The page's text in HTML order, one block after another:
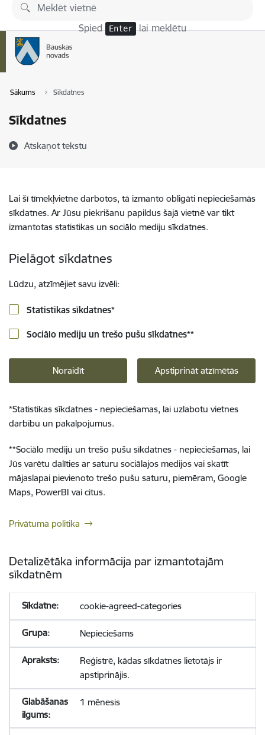
Pāriet uz lapas saturu
Spied Enter lai meklētu
Sākums Sīkdatnes
Sīkdatnes
Atskaņot tekstu
Lai šī tīmekļvietne darbotos, tā izmanto obligāti nepieciešamās
sīkdatnes. Ar Jūsu piekrišanu papildus šajā vietnē var tikt
izmantotas statistikas un sociālo mediju sīkdatnes.
Pielāgot sīkdatnes
Lūdzu, atzīmējiet savu izvēli:
Statistikas sīkdatnes*
Sociālo mediju un trešo pušu sīkdatnes**
Noraidīt Apstiprināt atzīmētās
*Statistikas sīkdatnes - nepieciešamas, lai uzlabotu vietnes
darbību un pakalpojumus.
**Sociālo mediju un trešo pušu sīkdatnes - nepieciešamas, lai
Jūs varētu dalīties ar saturu sociālajos medijos vai skatīt
mājaslapai pievienoto trešo pušu saturu, piemēram, Google
Maps, PowerBI vai citus.
Privātuma politika
Detalizētāka informācija par izmantotajām
sīkdatnēm
cookie-agreed-categories
Nepieciešams
Reģistrē, kādas sīkdatnes lietotājs ir
apstiprinājis.
1 mēnesis